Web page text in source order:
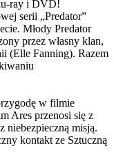
ray i DVD!
serii „Predator”
Młody Predator
przez własny klan,
(Elle Fanning). Razem
w filmie
Ares przenosi się z
niebezpieczną misją.
kontakt ze Sztuczną